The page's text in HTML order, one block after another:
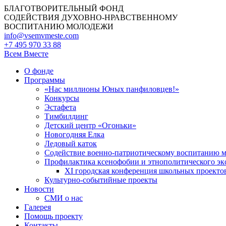
БЛАГОТВОРИТЕЛЬНЫЙ ФОНД
СОДЕЙСТВИЯ ДУХОВНО-НРАВСТВЕННОМУ
ВОСПИТАНИЮ МОЛОДЕЖИ
info@vsemvmeste.com
+7 495 970 33 88
Всем Вместе
О фонде
Программы
«Нас миллионы Юных панфиловцев!»
Конкурсы
Эстафета
Тимбилдинг
Детский центр «Огоньки»
Новогодняя Елка
Ледовый каток
Содействие военно-патриотическому воспитанию
Профилактика ксенофобии и этнополитического
XI городская конференция школьных
Культурно-событийные проекты
Новости
СМИ о нас
Галерея
Помощь проекту